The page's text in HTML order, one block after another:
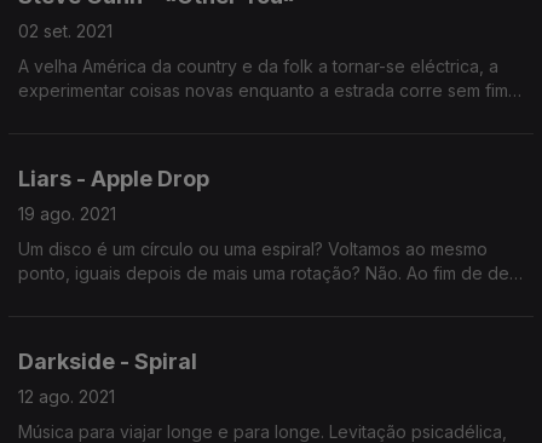
02 set. 2021
A velha América da country e da folk a tornar-se eléctrica, a
experimentar coisas novas enquanto a estrada corre sem fim e
Liars - Apple Drop
19 ago. 2021
Um disco é um círculo ou uma espiral? Voltamos ao mesmo
ponto, iguais depois de mais uma rotação? Não. Ao fim de dez
Darkside - Spiral
12 ago. 2021
Música para viajar longe e para longe. Levitação psicadélica,